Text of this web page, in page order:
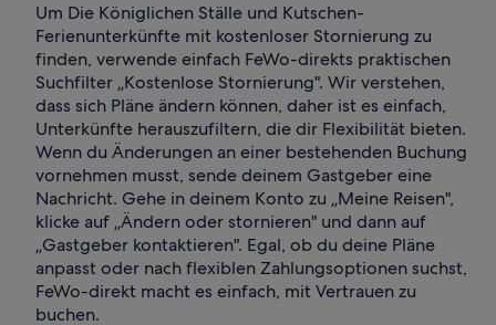
Um Die Königlichen Ställe und Kutschen-
Ferienunterkünfte mit kostenloser Stornierung zu
finden, verwende einfach FeWo-direkts praktischen
Suchfilter „Kostenlose Stornierung". Wir verstehen,
dass sich Pläne ändern können, daher ist es einfach,
Unterkünfte herauszufiltern, die dir Flexibilität bieten.
Wenn du Änderungen an einer bestehenden Buchung
vornehmen musst, sende deinem Gastgeber eine
Nachricht. Gehe in deinem Konto zu „Meine Reisen",
klicke auf „Ändern oder stornieren" und dann auf
„Gastgeber kontaktieren". Egal, ob du deine Pläne
anpasst oder nach flexiblen Zahlungsoptionen suchst,
FeWo-direkt macht es einfach, mit Vertrauen zu
buchen.